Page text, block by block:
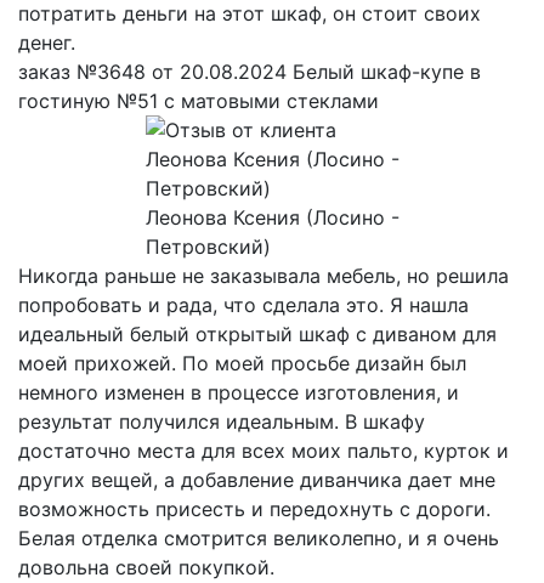
потратить деньги на этот шкаф, он стоит своих
денег.
заказ №3648 от 20.08.2024 Белый шкаф-купе в
гостиную №51 с матовыми стеклами
Леонова Ксения (Лосино -
Петровский)
Никогда раньше не заказывала мебель, но решила
попробовать и рада, что сделала это. Я нашла
идеальный белый открытый шкаф с диваном для
моей прихожей. По моей просьбе дизайн был
немного изменен в процессе изготовления, и
результат получился идеальным. В шкафу
достаточно места для всех моих пальто, курток и
других вещей, а добавление диванчика дает мне
возможность присесть и передохнуть с дороги.
Белая отделка смотрится великолепно, и я очень
довольна своей покупкой.